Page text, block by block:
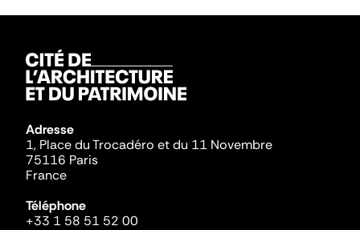
Adresse
1, Place du Trocadéro et du 11 Novembre
75116 Paris
France
Téléphone
+33 1 58 51 52 00